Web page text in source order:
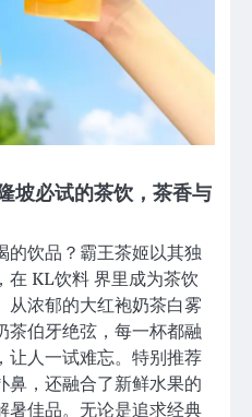
坡必试的茶饮，茶香与
的饮品？霸王茶姬以其独
在 KL饮料 界里成为茶饮
从浓郁的大红袍奶茶白雾
茶伯牙绝弦，每一杯都融
让人一试难忘。特别推荐
鼻，还融合了新鲜水果的
暑佳品。无论是追求经典